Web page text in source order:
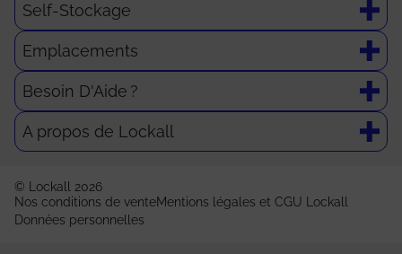
Self-Stockage
Emplacements
Besoin D'Aide ?
A propos de Lockall
© Lockall 2026
Nos conditions de venteMentions légales et CGU Lockall
Données personnelles